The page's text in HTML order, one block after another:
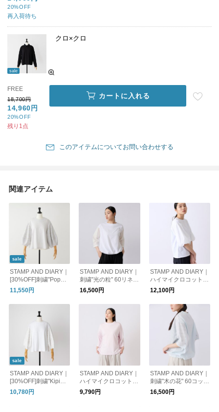
20%OFF
再入荷待ち
sale
クロ×クロ
FREE
18,700円
14,960円
20%OFF
残り1点
カートに入れる
このアイテムについてお問い合わせする
関連アイテム
sale
STAMP AND DIARY｜
[30%OFF]刺繍"Popsic
le" コットンラミーソ
ルベ×ハイマイクロコ
ットン天竺 袖刺繍ボ
リュームスリーブプル
11,550円
STAMP AND DIARY｜
刺繍"光の粒" 60リネン
×ハイマイクロコット
ン天竺 袖刺繍カット
ソー
16,500円
STAMP AND DIARY｜
ハイマイクロコットン
天竺 袖切替プルオー
バー
12,100円
sale
STAMP AND DIARY｜
[30%OFF]刺繍"Kipina"
60コットンローン×ハ
イマイクロコットン天
10,780円
STAMP AND DIARY｜
ハイマイクロコットン
天竺 ワイドスリーブ
プルオーバー
9,790円
STAMP AND DIARY｜
刺繍"木の花" 60コット
ンローン×ハイマイク
ロコットン天竺 ドロ
16,500円